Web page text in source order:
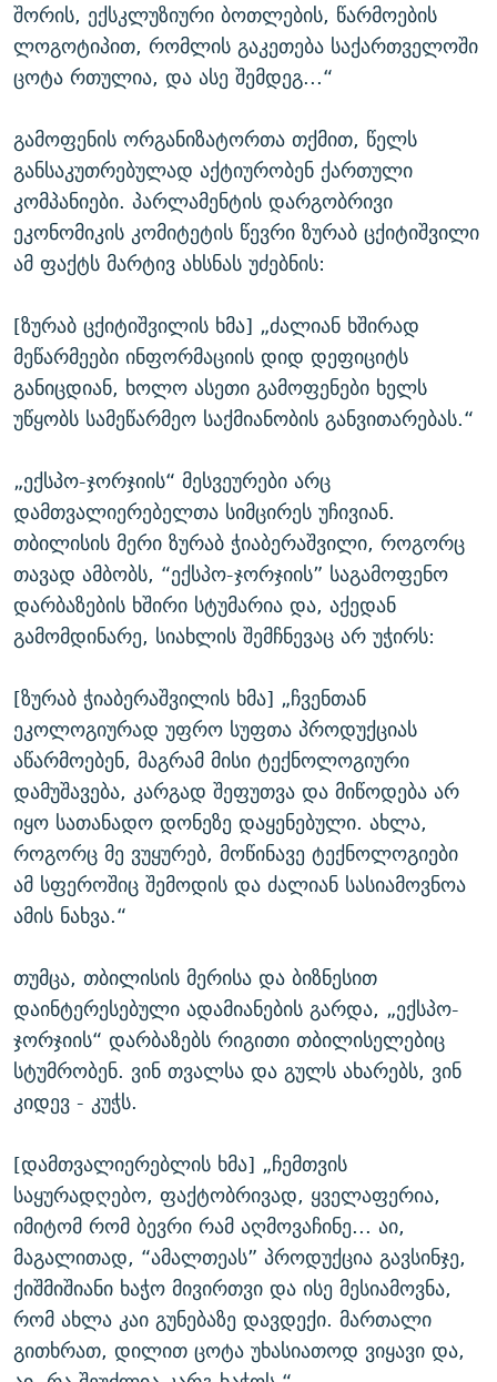
შორის, ექსკლუზიური ბოთლების, წარმოების
ლოგოტიპით, რომლის გაკეთება საქართველოში
ცოტა რთულია, და ასე შემდეგ...“
გამოფენის ორგანიზატორთა თქმით, წელს
განსაკუთრებულად აქტიურობენ ქართული
კომპანიები. პარლამენტის დარგობრივი
ეკონომიკის კომიტეტის წევრი ზურაბ ცქიტიშვილი
ამ ფაქტს მარტივ ახსნას უძებნის:
[ზურაბ ცქიტიშვილის ხმა] „ძალიან ხშირად
მეწარმეები ინფორმაციის დიდ დეფიციტს
განიცდიან, ხოლო ასეთი გამოფენები ხელს
უწყობს სამეწარმეო საქმიანობის განვითარებას.“
„ექსპო-ჯორჯიის“ მესვეურები არც
დამთვალიერებელთა სიმცირეს უჩივიან.
თბილისის მერი ზურაბ ჭიაბერაშვილი, როგორც
თავად ამბობს, “ექსპო-ჯორჯიის” საგამოფენო
დარბაზების ხშირი სტუმარია და, აქედან
გამომდინარე, სიახლის შემჩნევაც არ უჭირს:
[ზურაბ ჭიაბერაშვილის ხმა] „ჩვენთან
ეკოლოგიურად უფრო სუფთა პროდუქციას
აწარმოებენ, მაგრამ მისი ტექნოლოგიური
დამუშავება, კარგად შეფუთვა და მიწოდება არ
იყო სათანადო დონეზე დაყენებული. ახლა,
როგორც მე ვუყურებ, მოწინავე ტექნოლოგიები
ამ სფეროშიც შემოდის და ძალიან სასიამოვნოა
ამის ნახვა.“
თუმცა, თბილისის მერისა და ბიზნესით
დაინტერესებული ადამიანების გარდა, „ექსპო-
ჯორჯიის“ დარბაზებს რიგითი თბილისელებიც
სტუმრობენ. ვინ თვალსა და გულს ახარებს, ვინ
კიდევ - კუჭს.
[დამთვალიერებლის ხმა] „ჩემთვის
საყურადღებო, ფაქტობრივად, ყველაფერია,
იმიტომ რომ ბევრი რამ აღმოვაჩინე... აი,
მაგალითად, “ამალთეას” პროდუქცია გავსინჯე,
ქიშმიშიანი ხაჭო მივირთვი და ისე მესიამოვნა,
რომ ახლა კაი გუნებაზე დავდექი. მართალი
გითხრათ, დილით ცოტა უხასიათოდ ვიყავი და,